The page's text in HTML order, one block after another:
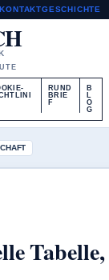
KONTAKTGESCHICHTE
RUND
BRIE
F
B
L
O
G